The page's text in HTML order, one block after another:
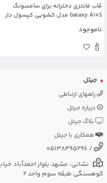
قاب فانتزی دخترانه برای سامسونگ
Galaxy A10S مدل کشویی کپسول دار
ناموجود
جیتل
راههای ارتباطی
درباره جیتل
بلاگ جیتل
همکاری با جیتل
/
05138495296
کوهسنگی طبقه سوم واحد 2